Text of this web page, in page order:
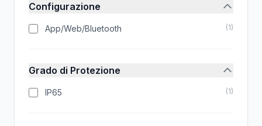
Configurazione
App/Web/Bluetooth (1)
Grado di Protezione
IP65 (1)